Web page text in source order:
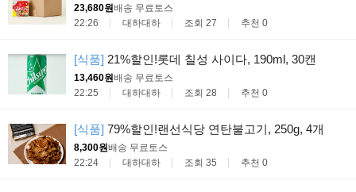
23,680원배송 무료토스
22:26
대하대하 조회 27 추천 0
[식품] 21%할인!롯데 칠성 사이다, 190ml, 30캔
13,460원배송 무료토스
22:25
대하대하 조회 28 추천 0
[식품] 79%할인!랜선식당 연탄불고기, 250g, 4개
8,300원배송 무료토스
22:24
대하대하 조회 35 추천 0